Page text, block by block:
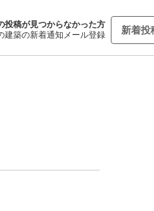
投稿が見つからなかった方
建築の新着通知メール登録
新着投